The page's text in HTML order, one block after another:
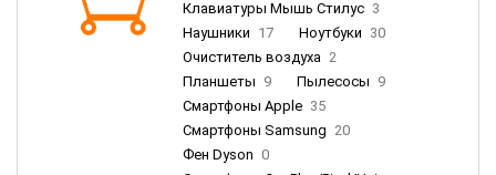
Клавиатуры Мышь Стилус 3
Наушники 17 Ноутбуки 30
Очиститель воздуха 2
Планшеты 9 Пылесосы 9
Смартфоны Apple 35
Смартфоны Samsung 20
Фен Dyson 0